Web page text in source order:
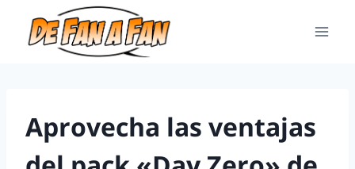
Aprovecha las ventajas